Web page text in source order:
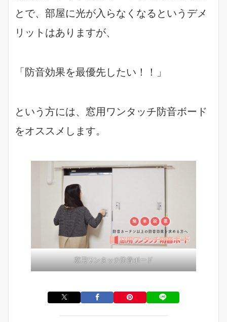
とで、部屋に光が入らなくなるというデメ
リットはありますが、
「防音効果を最優先したい！！」
という方には、窓用ワンタッチ防音ボード
をオススメします。
窓用ワンタッチ防音ボード